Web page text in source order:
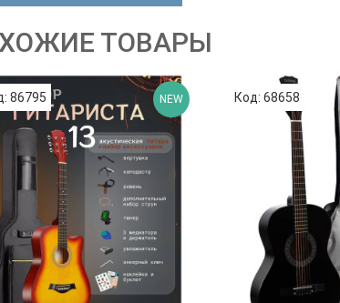
ТОВАРЫ
86795 NEW Код: 68658